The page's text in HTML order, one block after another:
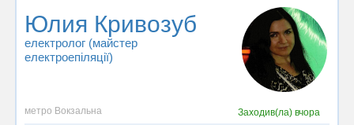
Юлия Кривозуб
електролог (майстер
електроепіляції)
метро Вокзальна Заходив(ла) вчора